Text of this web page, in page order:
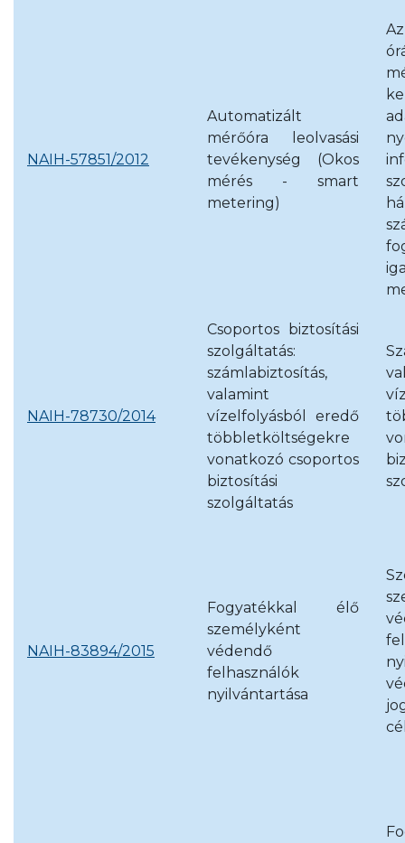
NAIH-57851/2012
Automatizált
mérőóra leolvasási
tevékenység (Okos
mérés - smart
metering)
NAIH-78730/2014
Csoportos biztosítási
szolgáltatás:
számlabiztosítás,
valamint
vízelfolyásból eredő
többletköltségekre
vonatkozó csoportos
biztosítási
szolgáltatás
NAIH-83894/2015
Fogyatékkal élő
személyként
védendő
felhasználók
nyilvántartása